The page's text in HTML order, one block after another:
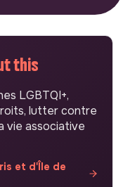
this
LGBTQI+,
lutter contre
vie associative
et d'Île de